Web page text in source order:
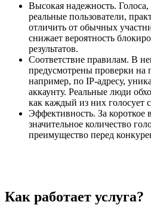
Высокая надежность.
реальные пользователи,
отличить от обычных
снижает вероятность
результатов.
Соответствие правилам. В
предусмотрены проверки на
например, по IP-адресу,
аккаунту. Реальные люди
как каждый из них голосует
Эффективность. За короткое
значительное количество
преимущество перед
Как работает услуга?